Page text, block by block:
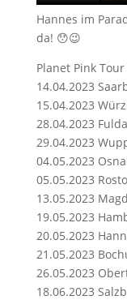
Hannes im
da! 😯😉
Planet Pink Tour
14.04.2023
15.04.2023
28.04.2023
29.04.2023
04.05.2023
05.05.2023
13.05.2023
19.05.2023
20.05.2023
21.05.2023
26.05.2023
18.06.2023